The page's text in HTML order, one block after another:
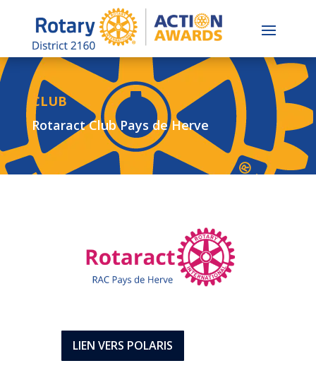
CLUB
Rotaract Club Pays de Herve
LIEN VERS POLARIS